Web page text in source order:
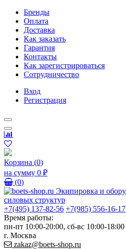
Бренды
Оплата
Доставка
Как заказать
Гарантия
Контакты
Как зарегистрироваться
Сотрудничество
Вход
Регистрация
Корзина (0)
на сумму 0 ₽
(0)
+7(495) 137-82-56 +7(985) 556-16-17
Время работы:
пн-пт 10:00-20:00, сб-вс 10:00-18:00
г. Москва
zakaz@boets-shop.ru